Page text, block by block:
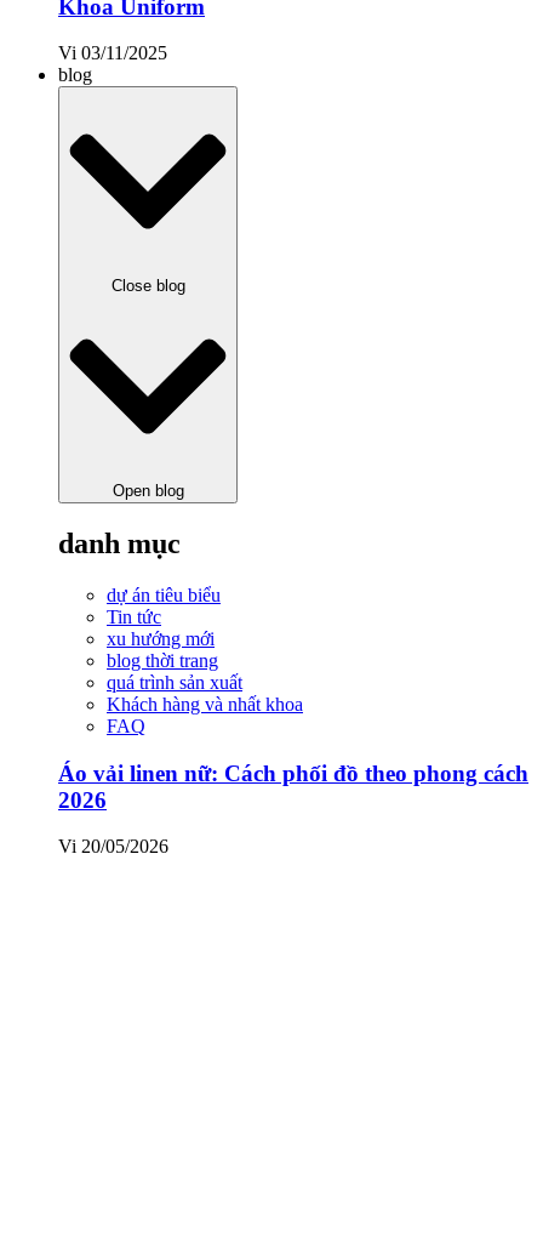
Khoa Uniform
Vi 03/11/2025
blog
Close blog
Open blog
danh mục
dự án tiêu biểu
Tin tức
xu hướng mới
blog thời trang
quá trình sản xuất
Khách hàng và nhất khoa
FAQ
Áo vải linen nữ: Cách phối đồ theo phong cách
2026
Vi 20/05/2026